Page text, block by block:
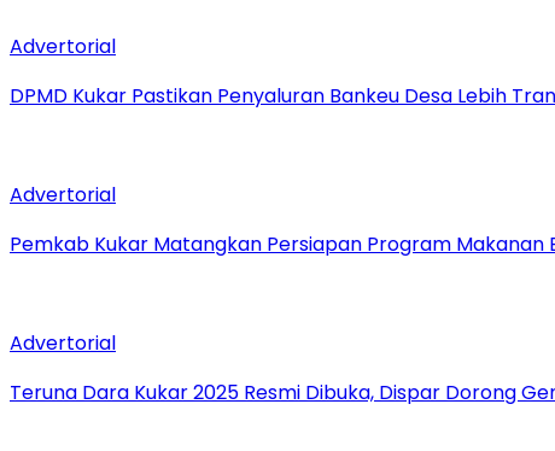
Advertorial
DPMD Kukar Pastikan Penyaluran Bankeu Desa Lebih
Advertorial
Pemkab Kukar Matangkan Persiapan Program Makanan
Advertorial
Teruna Dara Kukar 2025 Resmi Dibuka, Dispar Dorong